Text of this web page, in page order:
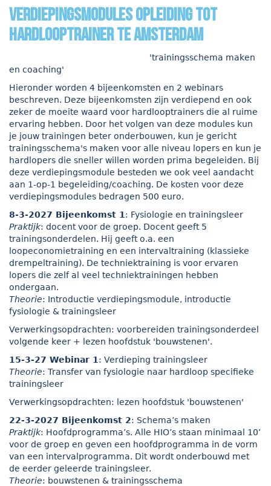
verdiepingsmodules opleiding tot
hardlooptrainer te Amsterdam
'trainingsschema maken
en coaching'
Hieronder worden 4 bijeenkomsten en 2 webinars
beschreven. Deze bijeenkomsten zijn verdiepend en ook
zeker de moeite waard voor hardlooptrainers die al ruime
ervaring hebben. Door het volgen van deze modules kun
je jouw trainingen beter onderbouwen, kun je gericht
trainingsschema's maken voor alle niveau lopers en kun je
hardlopers die sneller willen worden prima begeleiden. Bij
deze verdiepingsmodule besteden we ook veel aandacht
aan 1-op-1 begeleiding/coaching. De kosten voor deze
verdiepingsmodules bedragen 500 euro.
8-3-2027 Bijeenkomst 1 : Fysiologie en trainingsleer
Praktijk: docent voor de groep. Docent geeft 5
trainingsonderdelen. Hij geeft o.a. een
loopeconomietraining en een intervaltraining (klassieke
drempeltraining). De techniektraining is voor ervaren
lopers die zelf al veel techniektrainingen hebben
ondergaan.
Theorie: Introductie verdiepingsmodule, introductie
fysiologie & trainingsleer
Verwerkingsopdrachten: voorbereiden trainingsonderdeel
volgende keer + lezen hoofdstuk 'bouwstenen'.
15-3-27 Webinar 1 : Verdieping trainingsleer
Theorie: Transfer van fysiologie naar hardloop specifieke
trainingsleer
Verwerkingsopdrachten: lezen hoofdstuk 'bouwstenen'
22-3-2027 Bijeenkomst 2: Schema’s maken
Praktijk: Hoofdprogramma’s. Alle HIO’s staan minimaal 10’
voor de groep en geven een hoofdprogramma in de vorm
van een intervalprogramma. Dit wordt onderbouwd met
de eerder geleerde trainingsleer.
Theorie: bouwstenen & trainingsschema